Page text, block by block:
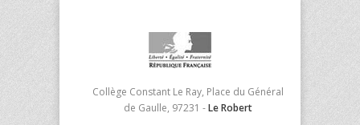
Collège Constant Le Ray, Place du Général
de Gaulle, 97231 -Le Robert